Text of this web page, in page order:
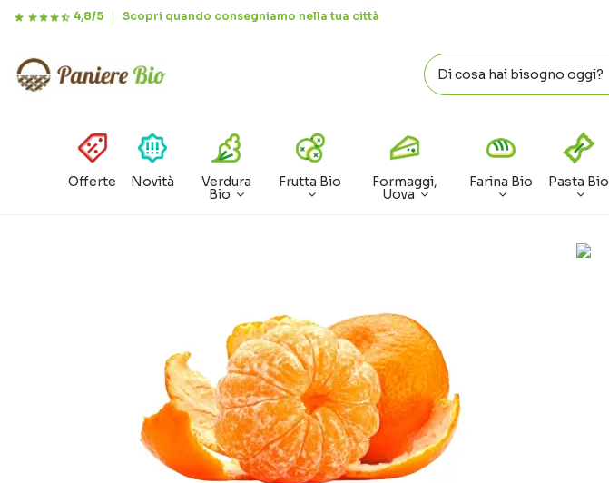
4,8/5 Scopri quando consegniamo nella tua città
Offerte Novità Verdura
Bio
Frutta Bio Formaggi,
Uova
Farina Bio Pasta Bio